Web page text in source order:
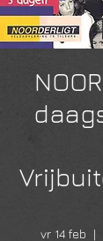
vr 14 feb
  |